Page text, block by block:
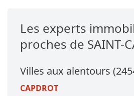
Les experts
proches de SAINT-
Villes aux alentours
CAPDROT